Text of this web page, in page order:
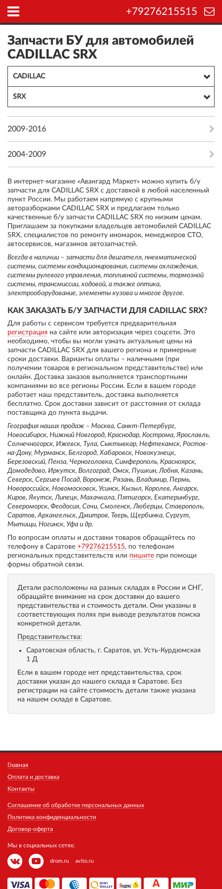
+79276215515
Запчасти БУ для автомобилей
CADILLAC SRX
CADILLAC
SRX
2009-2016
2004-2009
В интернет-магазине «Авангард Маркет» можно купить б/у
запчасти для CADILLAC SRX с доставкой в любой населенный
пункт России. Мы работаем напрямую с крупными
авторазборками CADILLAC SRX и предлагаем только
качественные б/у запчасти CADILLAC SRX по низким ценам.
Приглашаем за покупками владельцев автомобилей CADILLAC
SRX, специалистов по ремонту иномарок, менеджеров СТО,
автосервисов, магазинов автозапчастей.
Всегда в наличии – запчасти для двигателя, пневматической
системы, системы кондиционирования, системы охлаждения,
системы рулевого управления, топливной системы, тормозной
системы, трансмиссии, ходовой, а также оптика,
электрооборудование, элементы кузова и многое другое.
КАК ЗАКАЗАТЬ Б/У ЗАПЧАСТИ ДЛЯ CADILLAC SRX?
Для работы с сервисом требуется предварительная
регистрация на сайте или авторизация через соцсети. Это
необходимо, чтобы вы могли узнать актуальные цены на
запчасти CADILLAC SRX для вашего региона и примерные
сроки доставки. Варианты оплаты – наличными (при
получении товаров в региональном представительстве) или
онлайн. Доставка заказов выполняется транспортными
компаниями во все регионы России. Если в вашем городе
работает наш представитель, доставка выполняется
бесплатно. Срок доставки зависит от расстояния от склада
поставщика до пункта выдачи.
География наших продаж – Москва, Санкт-Петербург,
Новосибирск, Нижний Новгород, Краснодар, Кострома, Ярославль,
Солнечногорск, Ижевск, Тула, Сыктывкар, Нефтекамск, Ростов-
на-Дону, Мурманск, Белгород, Хабаровск, Новокузнецк,
Березовский, Пенза, Черноголовка, Симферополь, Красноярск,
Домодедово, Иркутск, Волгоград, Омск, Пушкин, Лобня, Казань,
Северск, Сергиев Посад, Воронеж, Рязань, Владимир, Пермь,
Новороссийск, Новомосковск, Усинск, Кызыл, Королев, Ангарск,
Киров, Якутск, Липецк, Махачкала, Пятигорск, Екатеринбург,
Североморск, Феодосия, Сочи, Смоленск, Люберцы, Ставрополь,
Саратов, Архангельск, Дмитров, Тверь, Щербинка, Сургут,
Мытищи, Ногинск, Уфа и др.
По вопросам оплаты и доставки товаров обращайтесь по
телефону в Саратове +79276215515, по телефонам
региональных представительств или пишите при помощи
формы обратной связи.
Детали расположены на разных складах в России и СНГ,
обращайте внимание на срок доставки до вашего
представительства и стоимость детали. Они указаны в
соответствующих полях при выводе результатов поиска
конкретной детали.
Представительства:
Саратовская область, г. Саратов, ул. Усть-Курдюмская
1 Д
Если в вашем городе нет представительства, срок
доставки указан до нашего склада в Саратове. Без
регистрации на сайте стоимость детали также указана
на нашем складе в Саратове.
Главная
Оплата и доставка
Контакты
Соглашение об обработке персональных данных
Политика конфиденциальности
Договор-оферта
Мы в социальных сетях:
drom.ru avito.ru